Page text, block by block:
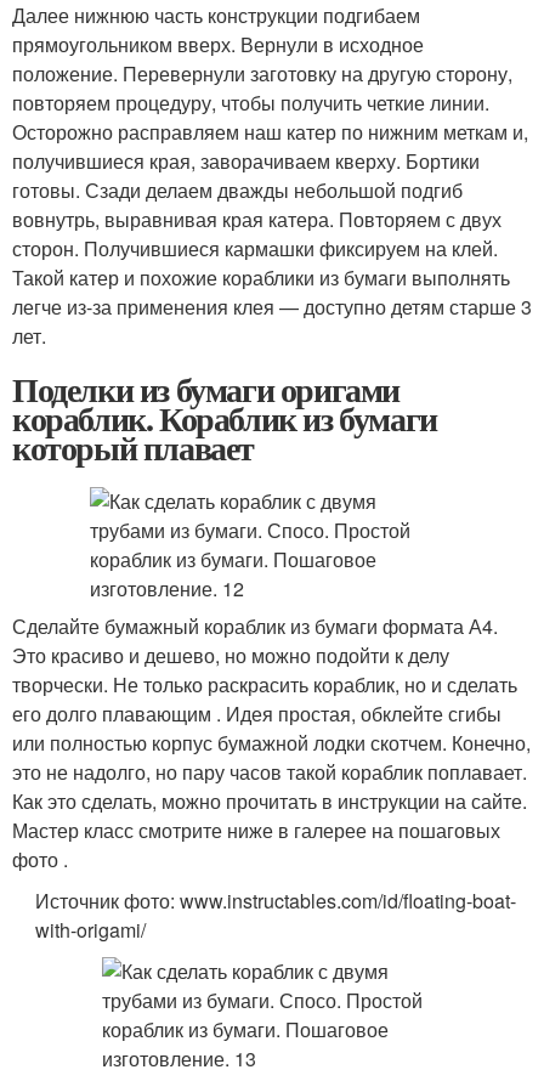
Далее нижнюю часть конструкции подгибаем
прямоугольником вверх. Вернули в исходное
положение. Перевернули заготовку на другую сторону,
повторяем процедуру, чтобы получить четкие линии.
Осторожно расправляем наш катер по нижним меткам и,
получившиеся края, заворачиваем кверху. Бортики
готовы. Сзади делаем дважды небольшой подгиб
вовнутрь, выравнивая края катера. Повторяем с двух
сторон. Получившиеся кармашки фиксируем на клей.
Такой катер и похожие кораблики из бумаги выполнять
легче из-за применения клея — доступно детям старше 3
лет.
Поделки из бумаги оригами
кораблик. Кораблик из бумаги
который плавает
Сделайте бумажный кораблик из бумаги формата А4.
Это красиво и дешево, но можно подойти к делу
творчески. Не только раскрасить кораблик, но и сделать
его долго плавающим . Идея простая, обклейте сгибы
или полностью корпус бумажной лодки скотчем. Конечно,
это не надолго, но пару часов такой кораблик поплавает.
Как это сделать, можно прочитать в инструкции на сайте.
Мастер класс смотрите ниже в галерее на пошаговых
фото .
Источник фото: www.instructables.com/id/floating-boat-
with-origami/